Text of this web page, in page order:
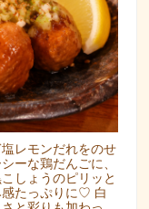
レモンだれをのせ
ーな鶏だんごに、
しょうのピリッと
感たっぷりに♡ 白